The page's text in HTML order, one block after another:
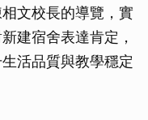
文校長的導覽，實
建宿舍表達肯定，
活品質與教學穩定